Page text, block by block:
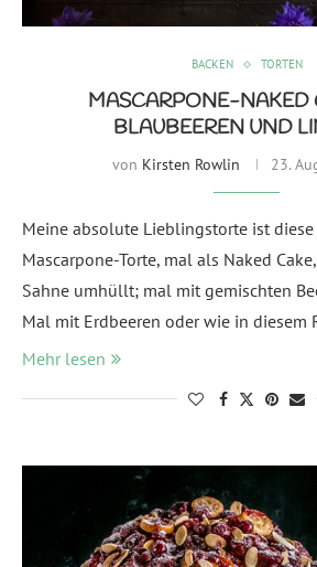
BACKEN TORTEN
MASCARPONE-NAKED
BLAUBEEREN UND
von Kirsten Rowlin 23.
Meine absolute Lieblingstorte ist
Mascarpone-Torte, mal als Naked
Sahne umhüllt; mal mit gemischten
Mal mit Erdbeeren oder wie in diesem
Mehr lesen